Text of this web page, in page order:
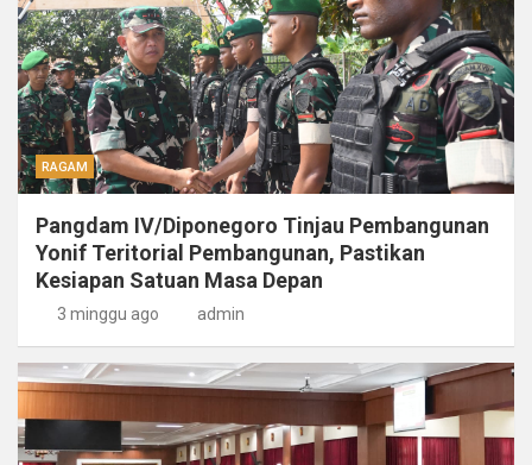
RAGAM
Pangdam IV/Diponegoro Tinjau Pembangunan
Yonif Teritorial Pembangunan, Pastikan
Kesiapan Satuan Masa Depan
3 minggu ago admin